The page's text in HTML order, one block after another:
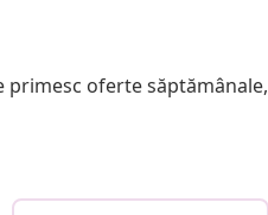
primesc oferte săptămânale,